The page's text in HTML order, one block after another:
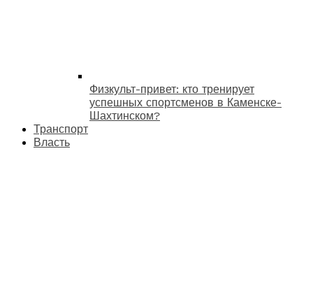
Физкульт-привет: кто тренирует
успешных спортсменов в Каменске-
Шахтинском?
Транспорт
Власть